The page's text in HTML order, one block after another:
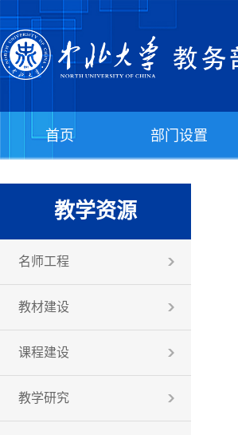
首页 部门设置
教学资源
名师工程
教材建设
课程建设
教学研究